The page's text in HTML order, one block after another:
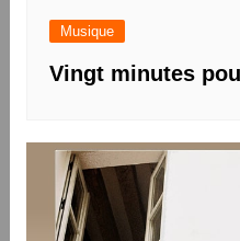
Musique
Vingt minutes